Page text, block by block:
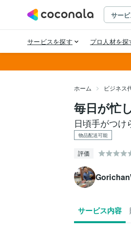
ホーム ビジネス
毎日が忙
日頃手がつけ
物品配送可能
評価
サービス内容